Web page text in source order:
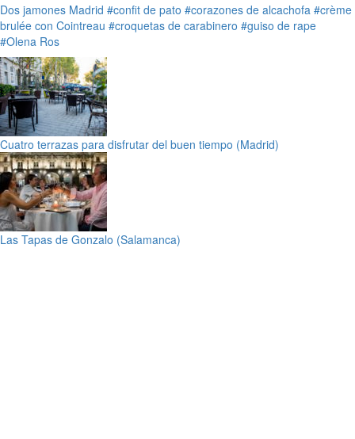
Dos jamones Madrid #confit de pato #corazones de alcachofa #crème
brulée con Cointreau #croquetas de carabinero #guiso de rape
#Olena Ros
Cuatro terrazas para disfrutar del buen tiempo (Madrid)
Las Tapas de Gonzalo (Salamanca)